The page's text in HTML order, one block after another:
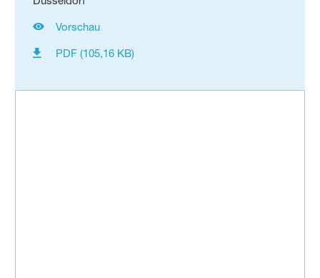
Vorschau
PDF (105,16 KB)